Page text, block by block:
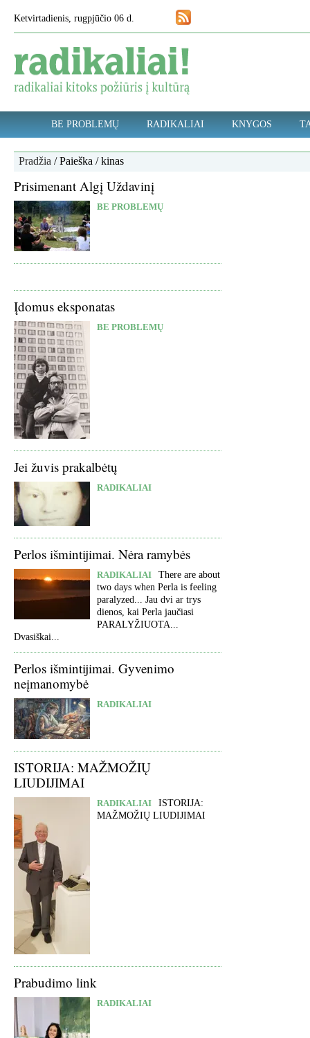
Ketvirtadienis, rugpjūčio 06 d.
BE PROBLEMŲ RADIKALIAI KNYGOS
Pradžia / Paieška / kinas
Prisimenant Algį Uždavinį
BE PROBLEMŲ
Įdomus eksponatas
BE PROBLEMŲ
Jei žuvis prakalbėtų
RADIKALIAI
Perlos išmintijimai. Nėra ramybės
RADIKALIAI
There are about
two days when Perla is feeling
paralyzed... Jau dvi ar trys
dienos, kai Perla jaučiasi
PARALYŽIUOTA...
Dvasiškai...
Perlos išmintijimai. Gyvenimo
neįmanomybė
RADIKALIAI
ISTORIJA: MAŽMOŽIŲ
LIUDIJIMAI
RADIKALIAI
ISTORIJA:
MAŽMOŽIŲ LIUDIJIMAI
Prabudimo link
RADIKALIAI